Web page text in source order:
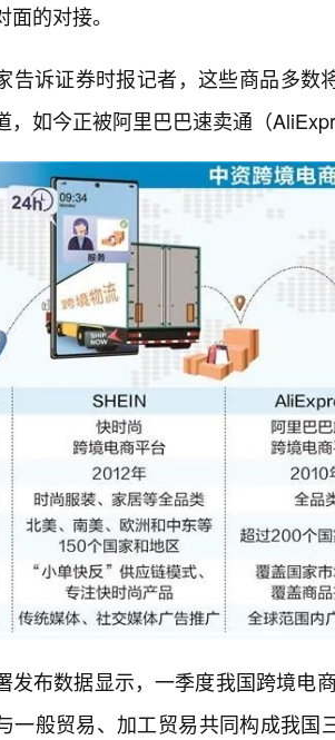
的对接。
告诉证券时报记者，这些商品多
，如今正被阿里巴巴速卖通（
发布数据显示，一季度我国跨境电
一般贸易、加工贸易共同构成我